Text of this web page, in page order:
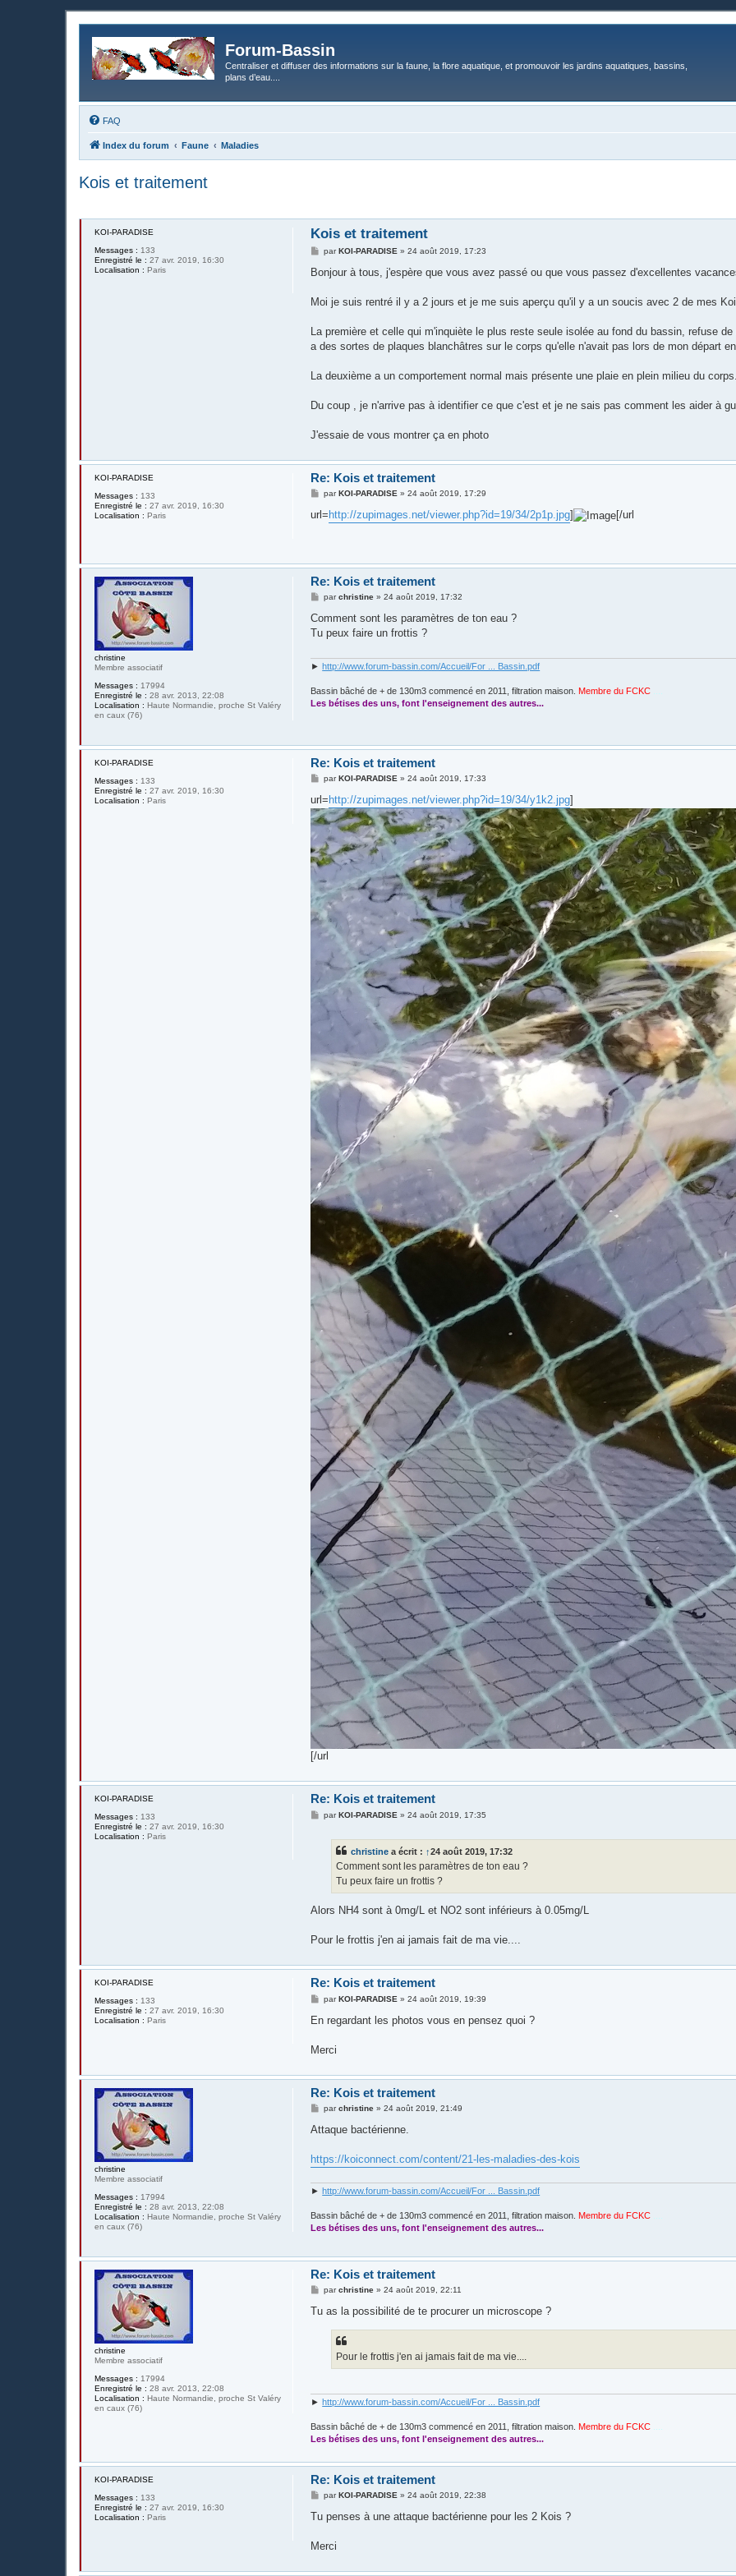
Forum-Bassin
Centraliser et diffuser des informations sur la faune, la flore aquatique, et promouvoir les jardins aquatiques, bassins,
plans d’eau....
FAQ
Index du forum Faune Maladies
Kois et traitement
KOI-PARADISE
Messages : 133
Enregistré le : 27 avr. 2019, 16:30
Localisation : Paris
Kois et traitement
M
s
g
parKOI-PARADISE »24 août 2019, 17:23
Bonjour à tous, j'espère que vous avez passé ou que vous passez d'excellentes
Moi je suis rentré il y a 2 jours et je me suis aperçu qu'il y a un soucis avec 2 de mes
La première et celle qui m'inquiète le plus reste seule isolée au fond du bassin, refuse
a des sortes de plaques blanchâtres sur le corps qu'elle n'avait pas lors de mon départ
La deuxième a un comportement normal mais présente une plaie en plein milieu du corps.
Du coup , je n'arrive pas à identifier ce que c'est et je ne sais pas comment les aider à
J'essaie de vous montrer ça en photo
KOI-PARADISE
Messages : 133
Enregistré le : 27 avr. 2019, 16:30
Localisation : Paris
Re: Kois et traitement
M
s
parKOI-PARADISE »24 août 2019, 17:29
url= http://zupimages.net/viewer.php?id=19/34/2p1p.jpg] [/url
christine
Membre associatif
Messages : 17994
Enregistré le : 28 avr. 2013, 22:08
Localisation : Haute Normandie, proche St Valéry
en caux (76)
Re: Kois et traitement
M
s
a
parchristine »24 août 2019, 17:32
Comment sont les paramètres de ton eau ?
Tu peux faire un frottis ?
►http://www.forum-bassin.com/Accueil/For ... Bassin.pdf
Bassin bâché de + de 130m3 commencé en 2011, filtration maison. Membre du FCKC
Les bétises des uns, font l'enseignement des autres...
KOI-PARADISE
Messages : 133
Enregistré le : 27 avr. 2019, 16:30
Localisation : Paris
Re: Kois et traitement
M
s
s
a
g
parKOI-PARADISE »24 août 2019, 17:33
url= http://zupimages.net/viewer.php?id=19/34/y1k2.jpg]
[/url
KOI-PARADISE
Messages : 133
Enregistré le : 27 avr. 2019, 16:30
Localisation : Paris
Re: Kois et traitement
MparKOI-PARADISE »24 août 2019, 17:35
christine a écrit : ↑24 août 2019, 17:32
Comment sont les paramètres de ton eau ?
Tu peux faire un frottis ?
Alors NH4 sont à 0mg/L et NO2 sont inférieurs à 0.05mg/L
Pour le frottis j'en ai jamais fait de ma vie....
KOI-PARADISE
Messages : 133
Enregistré le : 27 avr. 2019, 16:30
Localisation : Paris
Re: Kois et traitement
M
s
g
parKOI-PARADISE »24 août 2019, 19:39
En regardant les photos vous en pensez quoi ?
Merci
christine
Membre associatif
Messages : 17994
Enregistré le : 28 avr. 2013, 22:08
Localisation : Haute Normandie, proche St Valéry
en caux (76)
Re: Kois et traitement
M
s
g
e
parchristine »24 août 2019, 21:49
Attaque bactérienne.
https://koiconnect.com/content/21-les-maladies-des-kois
►http://www.forum-bassin.com/Accueil/For ... Bassin.pdf
Bassin bâché de + de 130m3 commencé en 2011, filtration maison. Membre du FCKC
Les bétises des uns, font l'enseignement des autres...
christine
Membre associatif
Messages : 17994
Enregistré le : 28 avr. 2013, 22:08
Localisation : Haute Normandie, proche St Valéry
en caux (76)
Re: Kois et traitement
M
s
parchristine »24 août 2019, 22:11
Tu as la possibilité de te procurer un microscope ?
Pour le frottis j'en ai jamais fait de ma vie....
►http://www.forum-bassin.com/Accueil/For ... Bassin.pdf
Bassin bâché de + de 130m3 commencé en 2011, filtration maison.Membre du FCKC
Les bétises des uns, font l'enseignement des autres...
KOI-PARADISE
Messages : 133
Enregistré le : 27 avr. 2019, 16:30
Localisation : Paris
Re: Kois et traitement
M
s
g
parKOI-PARADISE »24 août 2019, 22:38
Tu penses à une attaque bactérienne pour les 2 Kois ?
Merci